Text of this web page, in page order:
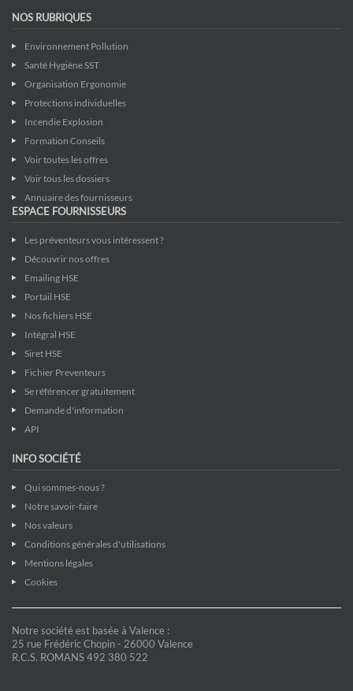
NOS RUBRIQUES
Environnement Pollution
Santé Hygiène SST
Organisation Ergonomie
Protections individuelles
Incendie Explosion
Formation Conseils
Voir toutes les offres
Voir tous les dossiers
Annuaire des fournisseurs
ESPACE FOURNISSEURS
Les préventeurs vous intéressent ?
Découvrir nos offres
Emailing HSE
Portail HSE
Nos fichiers HSE
Intégral HSE
Siret HSE
Fichier Preventeurs
Se référencer gratuitement
Demande d'information
API
INFO SOCIÉTÉ
Qui sommes-nous ?
Notre savoir-faire
Nos valeurs
Conditions générales d'utilisations
Mentions légales
Cookies
Notre société est basée à Valence :
25 rue Frédéric Chopin - 26000 Valence
R.C.S. ROMANS 492 380 522